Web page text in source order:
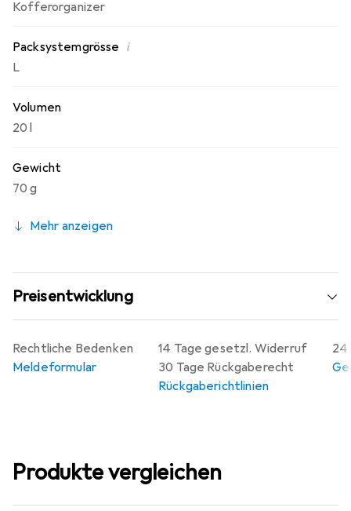
Kofferorganizer
Packsystemgrösse i
L
Volumen
20 l
Gewicht
70 g
Mehr anzeigen
Preisentwicklung
14 Tage gesetzl. Widerruf
30 Tage Rückgaberecht
Rückgaberichtlinien
24
Rechtliche Bedenken
Meldeformular
Produkte vergleichen